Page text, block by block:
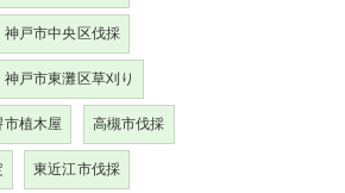
神戸市中央区伐採
神戸市東灘区草刈り
市植木屋 高槻市伐採
東近江市伐採